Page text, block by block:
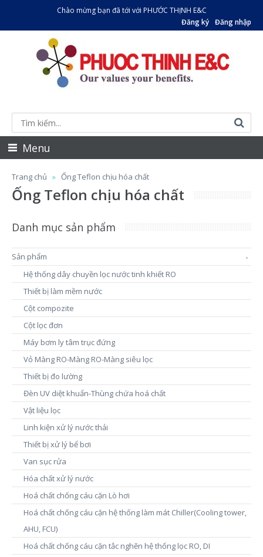
Chào mừng bạn đã tới với PHƯỚC THỊNH E&C
Đăng ký Đăng nhập
Menu
Trang chủ Ống Teflon chịu hóa chất
Ống Teflon chịu hóa chất
Danh mục sản phẩm
Sản phẩm -
Hệ thống dây chuyền lọc nước tinh khiết RO
Thiết bị làm mềm nước
Cột compozite
Cột lọc đơn
Máy bơm ly tâm trục đứng
Vỏ Màng RO-Màng RO-Màng siêu lọc
Thiết bị đo lường
Đèn UV diệt khuẩn-Thùng chứa hoá chất
Vật liệu lọc
Linh kiện xử lý nước thải
Thiết bị xử lý bể bơi
Van sục rửa
Hóa chất xử lý nước
Hoá chất chống cáu cặn Lò hơi
Hoá chất chống cáu cặn hệ thống làm mát Chiller(Cooling tower,
AHU, FCU)
Hoá chất chống cáu cặn tắc nghẽn hệ thống lọc RO, DI